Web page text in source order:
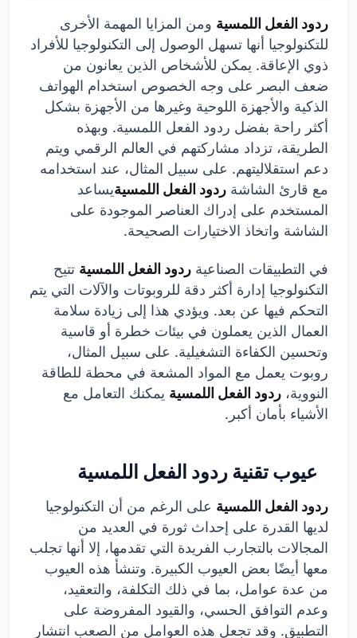
ردود الفعل اللمسية ومن المزايا المهمة الأخرى
للتكنولوجيا أنها تسهل الوصول إلى التكنولوجيا للأفراد
ذوي الإعاقة. يمكن للأشخاص الذين يعانون من
ضعف البصر على وجه الخصوص استخدام الهواتف
الذكية والأجهزة اللوحية وغيرها من الأجهزة بشكل
أكثر راحة بفضل ردود الفعل اللمسية. وبهذه
الطريقة، تزداد مشاركتهم في العالم الرقمي ويتم
دعم استقلاليتهم. على سبيل المثال، عند استخدامه
مع قارئ الشاشة ردود الفعل اللمسيةيساعد
المستخدم على إدراك العناصر الموجودة على
الشاشة واتخاذ الاختيارات الصحيحة.
في التطبيقات الصناعية ردود الفعل اللمسية تتيح
التكنولوجيا إدارة أكثر دقة للروبوتات والآلات التي يتم
التحكم فيها عن بعد. ويؤدي هذا إلى زيادة سلامة
العمال الذين يعملون في بيئات خطرة أو قاسية
وتحسين الكفاءة التشغيلية. على سبيل المثال،
روبوت يعمل مع المواد المشعة في محطة للطاقة
النووية، ردود الفعل اللمسية يمكنك التعامل مع
الأشياء بأمان أكبر.
عيوب تقنية ردود الفعل اللمسية
ردود الفعل اللمسية على الرغم من أن التكنولوجيا
لديها القدرة على إحداث ثورة في العديد من
المجالات بالتجارب الفريدة التي تقدمها، إلا أنها تجلب
معها أيضًا بعض العيوب الكبيرة. وتنشأ هذه العيوب
من عدة عوامل، بما في ذلك التكلفة، والتعقيد،
وعدم التوافق الحسي، والقيود المفروضة على
التطبيق. وقد تجعل هذه العوامل من الصعب انتشار